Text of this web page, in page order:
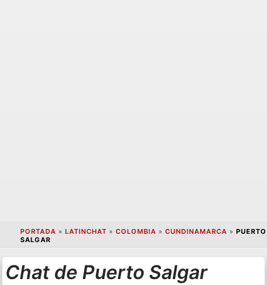
PORTADA » LATINCHAT » COLOMBIA » CUNDINAMARCA » PUERTO
SALGAR
Chat de Puerto Salgar